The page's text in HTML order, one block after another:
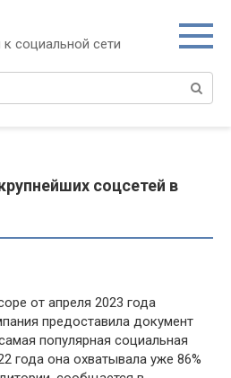
к социальной сети
соцсетей в
от апреля 2023 года
предоставила документ
популярная социальная
года она охватывала уже 86%